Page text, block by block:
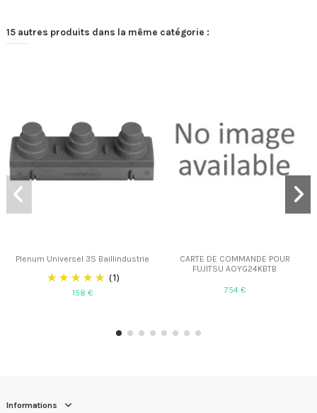
15 autres produits dans la même catégorie :
Plenum Universel 3S Baillindustrie
(1)
158 €
CARTE DE COMMANDE POUR
FUJITSU AOYG24KBTB
754 €
Informations